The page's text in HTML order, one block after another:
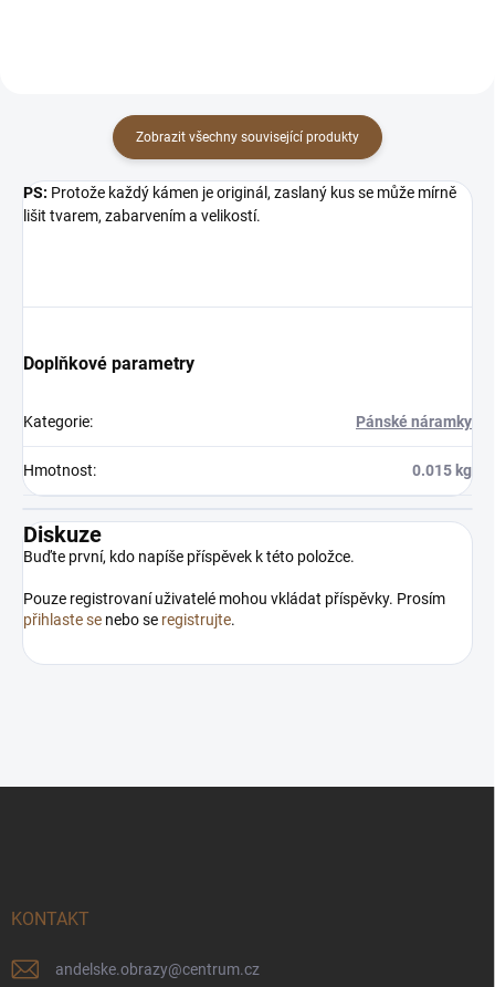
Zobrazit všechny související produkty
PS: Protože každý kámen je originál, zaslaný kus se může mírně
lišit tvarem, zabarvením a velikostí.
Doplňkové parametry
Kategorie: Pánské náramky
Hmotnost: 0.015 kg
Diskuze
Buďte první, kdo napíše příspěvek k této položce.
Pouze registrovaní uživatelé mohou vkládat příspěvky. Prosím
přihlaste se nebo se registrujte.
KONTAKT
andelske.obrazy@centrum.cz